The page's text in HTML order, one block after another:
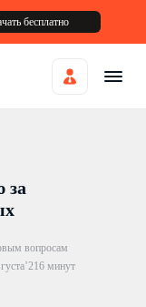
бесплатно
за
вопросам
6 минут